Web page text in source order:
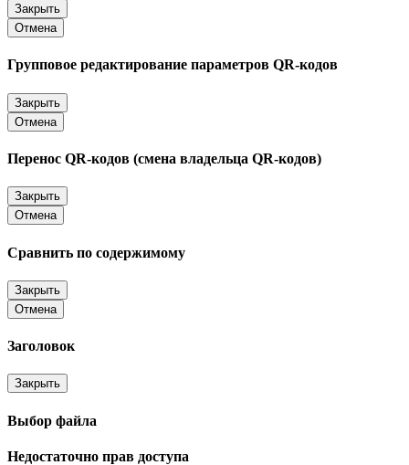
Закрыть
Отмена
Групповое редактирование параметров QR-кодов
Закрыть
Отмена
Перенос QR-кодов (смена владельца QR-кодов)
Закрыть
Отмена
Сравнить по содержимому
Закрыть
Отмена
Заголовок
Закрыть
Выбор файла
Недостаточно прав доступа